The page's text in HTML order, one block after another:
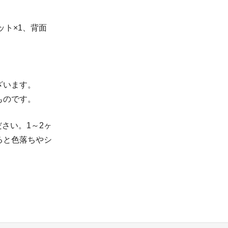
ト×1、背面
ます。
です。
い。1～2ヶ
と色落ちやシ